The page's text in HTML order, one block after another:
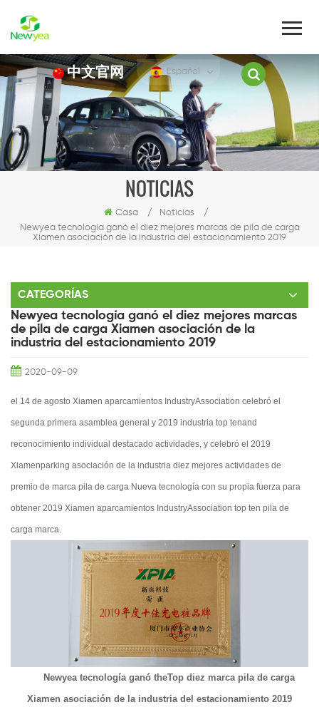
中文官网 Español
NOTICIAS
Casa / Noticias
/
Newyea tecnología ganó el diez mejores marcas de pila de carga
Xiamen asociación de la industria del estacionamiento 2019
CATEGORÍAS
Newyea tecnología ganó el diez mejores marcas
de pila de carga Xiamen asociación de la
industria del estacionamiento 2019
2020-09-09
el 14 de agosto Xiamen aparcamientos IndustryAssociation celebró el
segunda primera asamblea general y 2019 industria top tenand
reconocimiento individual destacado actividades, y celebró el 2019
Xiamenparking asociación de la industria diez mejores actividades de
premio de marca pila de carga Nueva tecnología con su propia fuerza para
obtener 2019 Xiamen aparcamientos IndustryAssociation top ten pila de
carga marca.
Newyea tecnología ganó theTop diez marca pila de carga
Xiamen asociación de la industria del estacionamiento 2019